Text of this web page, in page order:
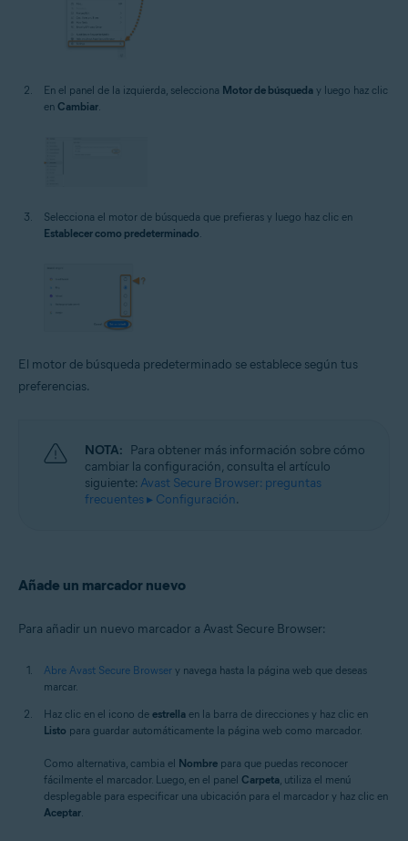
En el panel de la izquierda, selecciona Motor de búsqueda y luego haz clic
en Cambiar.
Selecciona el motor de búsqueda que prefieras y luego haz clic en
Establecer como predeterminado.
El motor de búsqueda predeterminado se establece según tus
preferencias.
NOTA: Para obtener más información sobre cómo
cambiar la configuración, consulta el artículo
siguiente: Avast Secure Browser: preguntas
frecuentes ▸ Configuración.
Añade un marcador nuevo
Para añadir un nuevo marcador a Avast Secure Browser:
Abre Avast Secure Browser y navega hasta la página web que deseas
marcar.
Haz clic en el icono de estrella en la barra de direcciones y haz clic en
Listo para guardar automáticamente la página web como marcador.
Como alternativa, cambia el Nombre para que puedas reconocer
fácilmente el marcador. Luego, en el panel Carpeta , utiliza el menú
desplegable para especificar una ubicación para el marcador y haz clic en
Aceptar